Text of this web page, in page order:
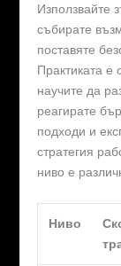
Използвайте
събирате
поставяте
Практиката е
научите да
реагирате
подходи и
стратегия
ниво е
Ниво